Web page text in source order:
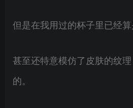
但是在我用过的杯子里已经
甚至还特意模仿了皮肤的纹
的。